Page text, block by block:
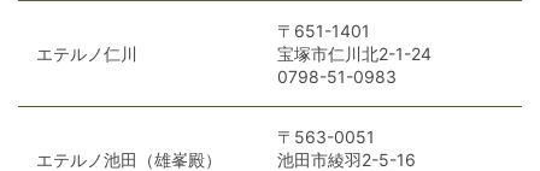
エテルノ仁川
〒651-1401
宝塚市仁川北2-1-24
0798-51-0983
エテルノ池田（雄峯殿）
〒563-0051
池田市綾羽2-5-16